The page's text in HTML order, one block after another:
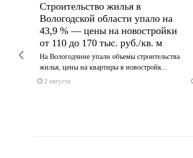
Строительство жилья в
Вологодской области упало на
43,9 % — цены на новостройки
от 110 до 170 тыс. руб./кв. м
На Вологодчине упали объемы строительства
жилья, цены на квартиры в новостройк...
2 августа